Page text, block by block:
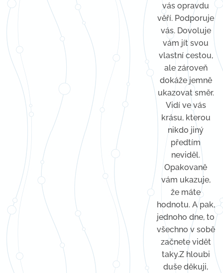
vás opravdu
věří. Podporuje
vás. Dovoluje
vám jít svou
vlastní cestou,
ale zároveň
dokáže jemně
ukazovat směr.
Vidí ve vás
krásu, kterou
nikdo jiný
předtím
neviděl.
Opakovaně
vám ukazuje,
že máte
hodnotu. A pak,
jednoho dne, to
všechno v sobě
začnete vidět
taky.Z hloubi
duše děkuji,